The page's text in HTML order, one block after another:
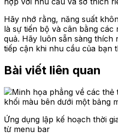
Hãy nhớ rằng, năng suất
là sự tiến bộ và cân bằng các
quả. Hãy luôn sẵn sàng thích
tiếp cận khi nhu cầu của bạn
Bài viết liên quan
Ứng dụng lập kế hoạch thời
từ menu bar